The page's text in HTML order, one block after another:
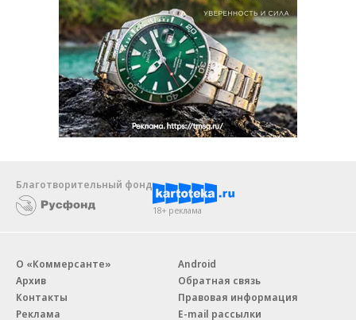
Благотворительный фонд
18+ реклама
О «Коммерсанте»
Архив
Контакты
Реклама
Android
Обратная связь
Правовая информация
E-mail рассылки